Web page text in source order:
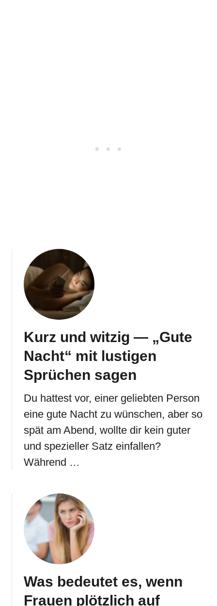
Kurz und witzig — „Gute
Nacht“ mit lustigen
Sprüchen sagen
Du hattest vor, einer geliebten Person
eine gute Nacht zu wünschen, aber so
spät am Abend, wollte dir kein guter
und spezieller Satz einfallen?
Während …
Was bedeutet es, wenn
Frauen plötzlich auf